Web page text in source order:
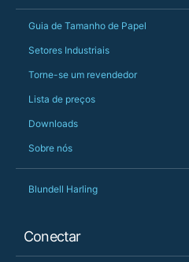
Guia de Tamanho de Papel
Setores Industriais
Torne-se um revendedor
Lista de preços
Downloads
Sobre nós
Blundell Harling
Conectar